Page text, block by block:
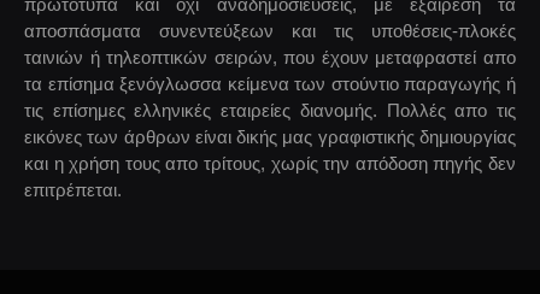
αποσπάσματα συνεντεύξεων και τις υποθέσεις-πλοκές
ταινιών ή τηλεοπτικών σειρών, που έχουν μεταφραστεί απο
τα επίσημα ξενόγλωσσα κείμενα των στούντιο παραγωγής ή
τις επίσημες ελληνικές εταιρείες διανομής. Πολλές απο τις
εικόνες των άρθρων είναι δικής μας γραφιστικής δημιουργίας
και η χρήση τους απο τρίτους, χωρίς την απόδοση πηγής δεν
επιτρέπεται.